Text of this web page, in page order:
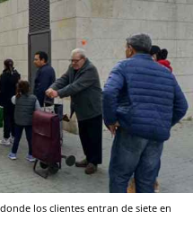
los clientes entran de siete en